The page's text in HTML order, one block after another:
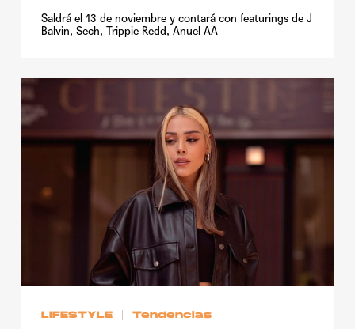
Saldrá el 13 de noviembre y contará con featurings de J
Balvin, Sech, Trippie Redd, Anuel AA
LIFESTYLE Tendencias